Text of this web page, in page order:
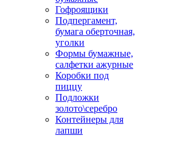
Гофроящики
Подпергамент,
бумага оберточная,
уголки
Формы бумажные,
салфетки ажурные
Коробки под
пиццу
Подложки
золото\серебро
Контейнеры для
лапши